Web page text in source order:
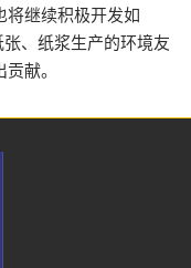
将继续积极开发如
张、纸浆生产的环境友
献。